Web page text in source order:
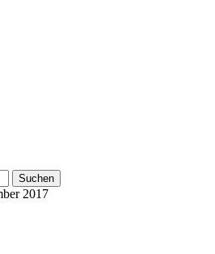
2017